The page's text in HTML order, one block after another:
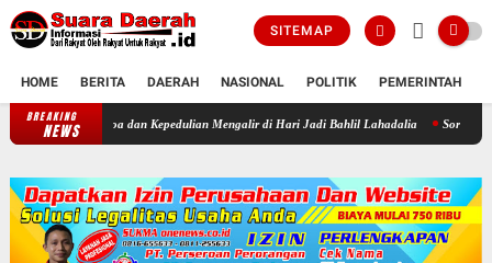
SITEMAP
HOME BERITA DAERAH NASIONAL POLITIK PEMERINTAH
BREAKING
NEWS Sukacita di Panti Yatim Muhammadiyah Sragen: Kala Doa dan